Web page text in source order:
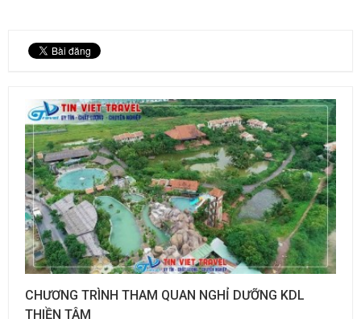
CHƯƠNG TRÌNH THAM QUAN NGHỈ DƯỠNG KDL
THIỀN TÂM